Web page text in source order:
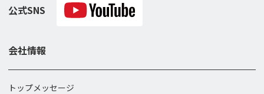
公式SNS
会社情報
トップメッセージ